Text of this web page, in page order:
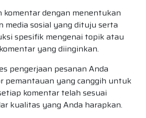
komentar dengan menentukan
media sosial yang dituju serta
spesifik mengenai topik atau
yang diinginkan.
pengerjaan pesanan Anda
pemantauan yang canggih untuk
komentar telah sesuai
kualitas yang Anda harapkan.